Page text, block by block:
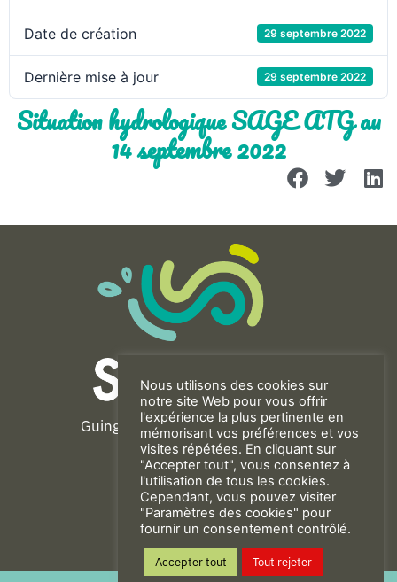
Date de création 29 septembre 2022
Dernière mise à jour 29 septembre 2022
Situation hydrologique SAGE ATG au
14 septembre 2022
Guingamp-Paimpol Agglomération
11 rue de la Trinité
22200 GUINGAMP
02 96 40 23 82
CONTACT
Nous utilisons des cookies sur
notre site Web pour vous offrir
l'expérience la plus pertinente en
mémorisant vos préférences et vos
visites répétées. En cliquant sur
"Accepter tout", vous consentez à
l'utilisation de tous les cookies.
Cependant, vous pouvez visiter
"Paramètres des cookies" pour
fournir un consentement contrôlé.
Accepter tout Tout rejeter